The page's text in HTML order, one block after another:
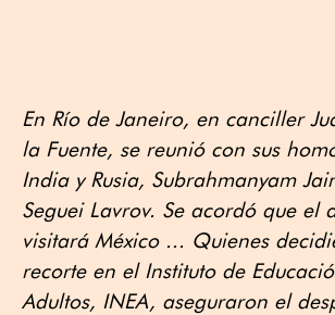
En Río de Janeiro, en canciller
la Fuente, se reunió con sus
India y Rusia, Subrahmanyam
Seguei Lavrov. Se acordó que el
visitará México ... Quienes
recorte en el Instituto de
Adultos, INEA, aseguraron el